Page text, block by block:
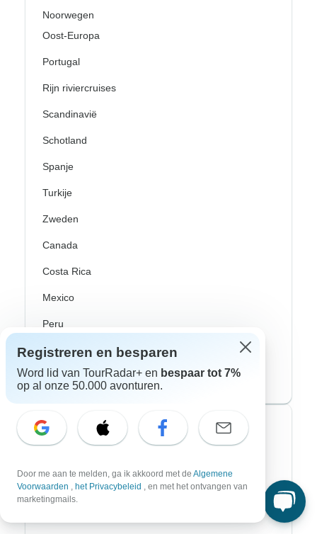
Noorwegen
Oost-Europa
Portugal
Rijn riviercruises
Scandinavië
Schotland
Spanje
Turkije
Zweden
Canada
Costa Rica
Mexico
Peru
USA
Zuid-Amerika
Top avonturenstijlen
Fiets Rondreizen
Registreren en besparen
Word lid van TourRadar+ en bespaar tot 7%
op al onze 50.000 avonturen.
Door me aan te melden, ga ik akkoord met de Algemene
Voorwaarden , het Privacybeleid , en met het ontvangen van
marketingmails.